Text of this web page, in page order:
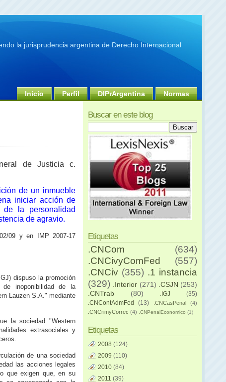
la jurisprudencia argentina de Derecho Internacional
Inicio Perfil DIPrArgentina Normas
de Justicia c.
de un inmueble
iniciar acción de
la personalidad
de agravio.
09 y en IMP 2007-17
dispuso la promoción
inoponibilidad de la
Lauzen S.A." mediante
la sociedad "Western
extrasociales y
de una sociedad
las acciones legales
que exigen que, en su
Buscar en este blog
Etiquetas
.CNCom
(634)
.CNCivyComFed
(557)
.CNCiv (355) .1 instancia
(329)
.Interior (271) .CSJN (253)
.CNTrab
(80) .IGJ
(35)
.CNContAdmFed
(13) .CNCasPenal
(4)
.CNCrimyCorrec (4) .CNPenalEconomico (1)
Etiquetas
2008 (124)
2009 (110)
2010 (84)
2011 (39)